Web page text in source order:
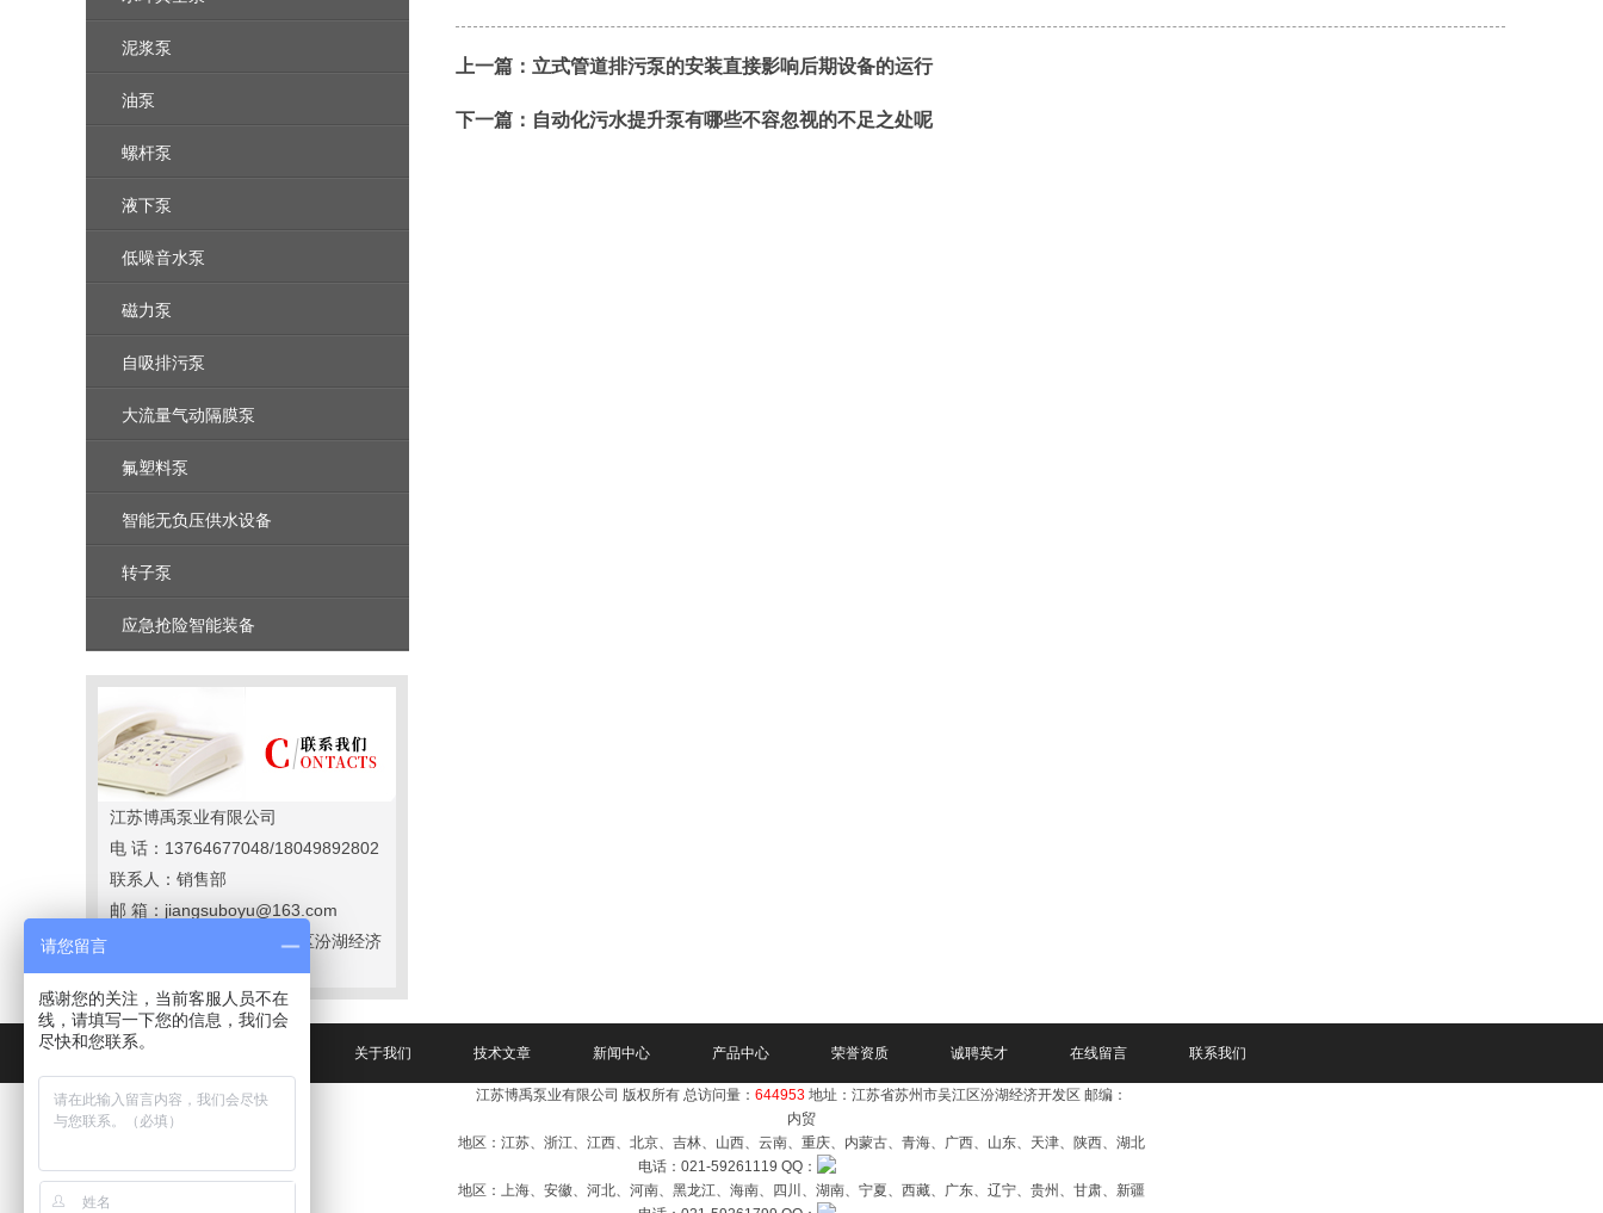
泥浆泵
油泵
螺杆泵
液下泵
低噪音水泵
磁力泵
自吸排污泵
大流量气动隔膜泵
氟塑料泵
智能无负压供水设备
转子泵
应急抢险智能装备
江苏博禹泵业有限公司
电 话：13764677048/18049892802
联系人：销售部
邮 箱：jiangsuboyu@163.com
地 址：江苏省苏州市吴江区汾湖经济
开发区
上一篇： 立式管道排污泵的安装直接影响后期设备的运行
下一篇： 自动化污水提升泵有哪些不容忽视的不足之处呢
关于我们 技术文章 新闻中心 产品中心 荣誉资质 诚聘英才 在线留言 联系我们
江苏博禹泵业有限公司 版权所有 总访问量： 644953 地址：江苏省苏州市吴江区汾湖经济开发区 邮编：
内贸
地区：江苏、浙江、江西、北京、吉林、山西、云南、重庆、内蒙古、青海、广西、山东、天津、陕西、湖北
电话：021-59261119 QQ：
地区：上海、安徽、河北、河南、黑龙江、海南、四川、湖南、宁夏、西藏、广东、辽宁、贵州、甘肃、新疆
请您留言
感谢您的关注，当前客服人员不在
线，请填写一下您的信息，我们会
尽快和您联系。